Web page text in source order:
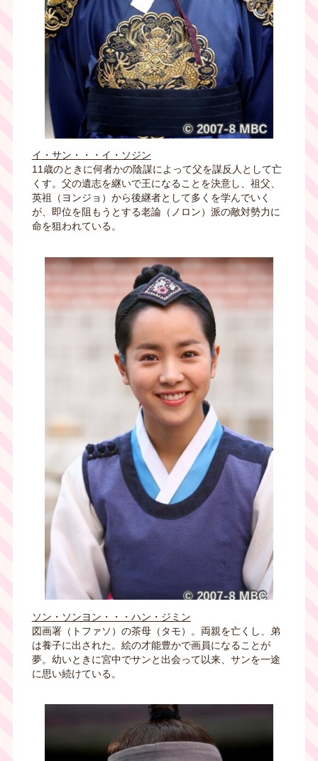
イ・サン・・・イ・ソジン
11歳のときに何者かの陰謀によって父を謀反人として亡
くす。父の遺志を継いで王になることを決意し、祖父、
英祖（ヨンジョ）から後継者として多くを学んでいく
が、即位を阻もうとする老論（ノロン）派の敵対勢力に
命を狙われている。
ソン・ソンヨン・・・ハン・ジミン
図画署（トファソ）の茶母（タモ）。両親を亡くし、弟
は養子に出された。絵の才能豊かで画員になることが
夢。幼いときに宮中でサンと出会って以来、サンを一途
に思い続けている。